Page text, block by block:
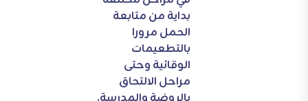
بداية من متابعة
الحمل مرورا
بالتطعيمات
الوقائية وحتى
مراحل الالتحاق